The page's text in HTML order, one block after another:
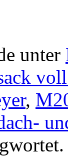
unter
,